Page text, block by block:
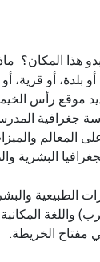
هذا
بلدة، أو قرية،
موقع رأس
جغرافية
المعالم
البشرية
الطبيعية
واللغة
مفتاح الخريطة.